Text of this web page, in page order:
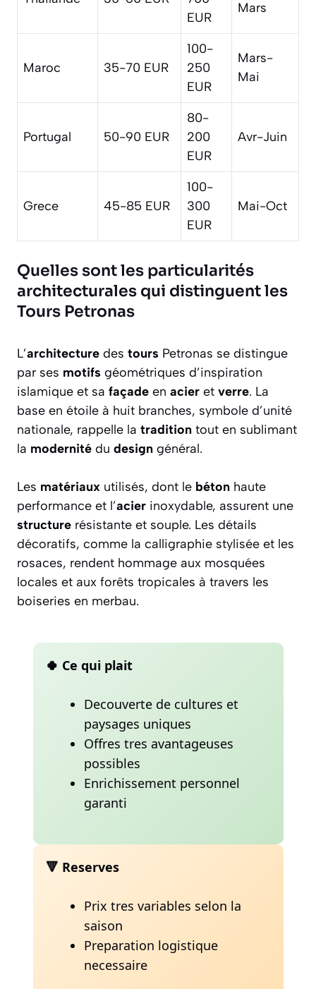
EUR
Mars
Maroc 35-70 EUR
100-
250
EUR
Mars-
Mai
Portugal 50-90 EUR
80-
200
EUR
Avr-Juin
Grece 45-85 EUR
100-
300
EUR
Mai-Oct
Quelles sont les particularités
architecturales qui distinguent les
Tours Petronas
L’architecture des tours Petronas se distingue
par ses motifs géométriques d’inspiration
islamique et sa façade en acier et verre. La
base en étoile à huit branches, symbole d’unité
nationale, rappelle la tradition tout en sublimant
la modernité du design général.
Les matériaux utilisés, dont le béton haute
performance et l’acier inoxydable, assurent une
structure résistante et souple. Les détails
décoratifs, comme la calligraphie stylisée et les
rosaces, rendent hommage aux mosquées
locales et aux forêts tropicales à travers les
boiseries en merbau.
🍀 Ce qui plait
Decouverte de cultures et
paysages uniques
Offres tres avantageuses
possibles
Enrichissement personnel
garanti
🔻 Reserves
Prix tres variables selon la
saison
Preparation logistique
necessaire